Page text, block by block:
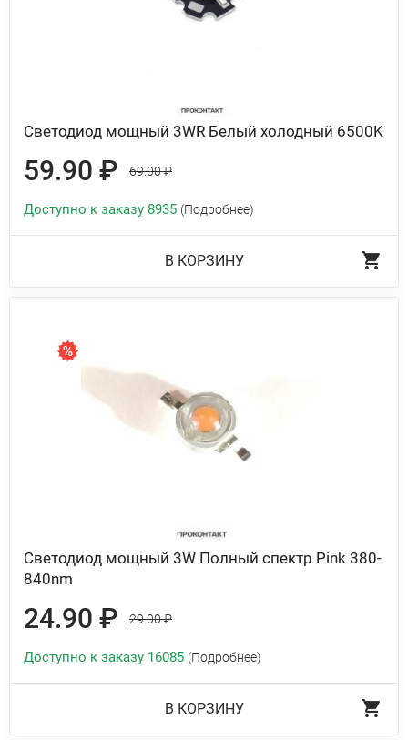
Светодиод мощный 3WR Белый холодный 6500K
59.90 ₽ 69.00 ₽
Доступно к заказу 8935 (Подробнее)
В КОРЗИНУ
Светодиод мощный 3W Полный спектр Pink 380-
840nm
24.90 ₽ 29.00 ₽
Доступно к заказу 16085 (Подробнее)
В КОРЗИНУ